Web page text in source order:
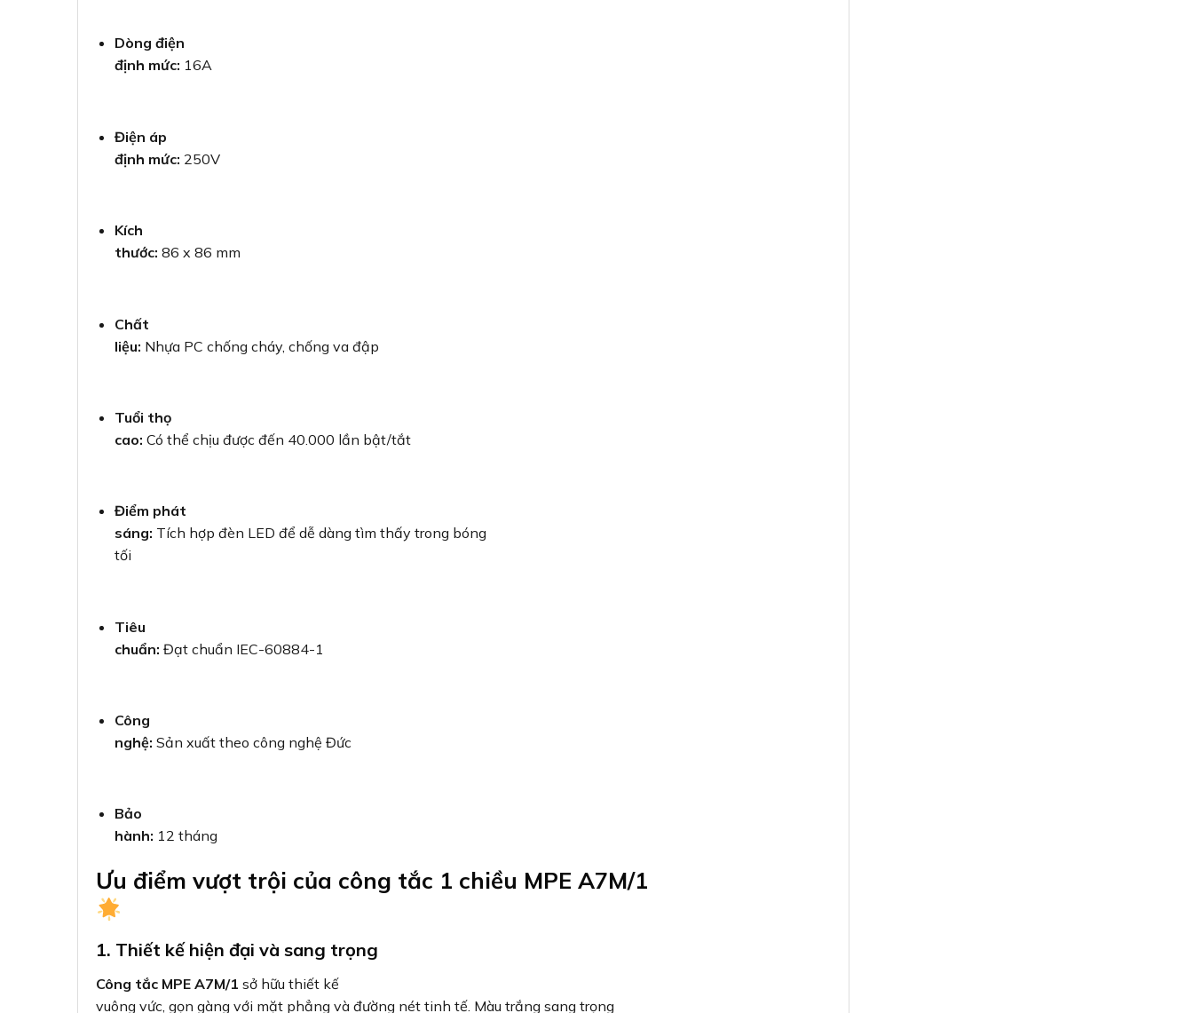
Dòng điện
định mức: 16A
Điện áp
định mức: 250V
Kích
thước: 86 x 86 mm
Chất
liệu: Nhựa PC chống cháy, chống va đập
Tuổi thọ
cao: Có thể chịu được đến 40.000 lần bật/tắt
Điểm phát
sáng: Tích hợp đèn LED để dễ dàng tìm thấy trong bóng
tối
Tiêu
chuẩn: Đạt chuẩn IEC-60884-1
Công
nghệ: Sản xuất theo công nghệ Đức
Bảo
hành: 12 tháng
Ưu điểm vượt trội của công tắc 1 chiều MPE A7M/1
1. Thiết kế hiện đại và sang trọng
Công tắc MPE A7M/1 sở hữu thiết kế
vuông vức, gọn gàng với mặt phẳng và đường nét tinh tế. Màu trắng sang trọng